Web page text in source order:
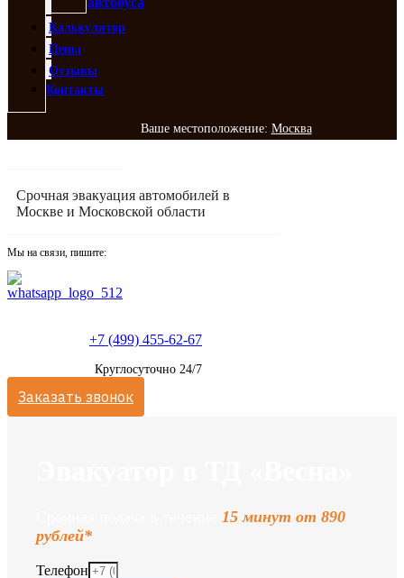
Калькулятор
Цены
Отзывы
Контакты
Ваше местоположение: Москва
Срочная эвакуация автомобилей в
Москве и Московской области
Мы на связи, пишите:
+7 (499) 455-62-67
Круглосуточно 24/7
Заказать звонок
15 минут от 890
рублей*
Телефон